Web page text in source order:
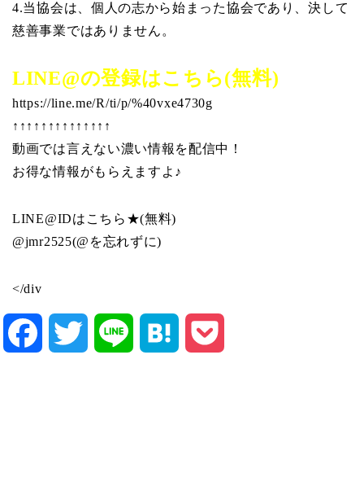
4.当協会は、個人の志から始まった協会であり、決して
慈善事業ではありません。
LINE@の登録はこちら(無料)
https://line.me/R/ti/p/%40vxe4730g
↑↑↑↑↑↑↑↑↑↑↑↑↑↑
動画では言えない濃い情報を配信中！
お得な情報がもらえますよ♪
LINE@IDはこちら★(無料)
@jmr2525(@を忘れずに)
</div
Facebook Twitter Line Hatena